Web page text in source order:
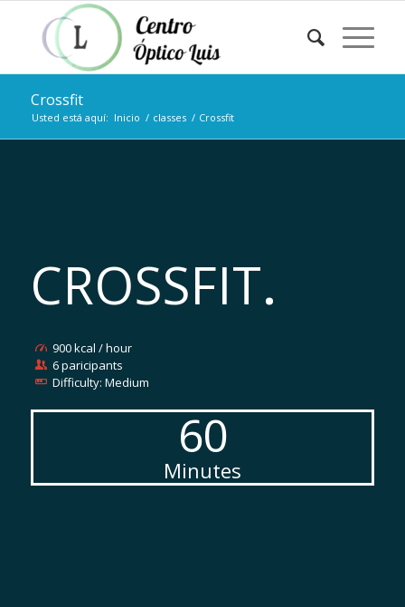
Crossfit
Usted está aquí: Inicio / classes / Crossfit
CROSSFIT.
900 kcal / hour
6 paricipants
Difficulty: Medium
60
Minutes